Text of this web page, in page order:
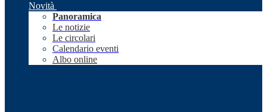
Novità
Panoramica
Le notizie
Le circolari
Calendario eventi
Albo online